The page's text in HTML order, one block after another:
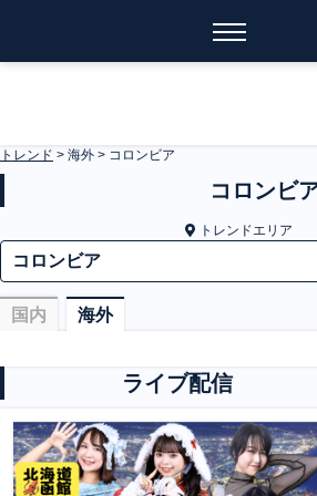
トレンド > 海外 > コロンビア
コロンビ
トレンドエリア
国内 海外
ライブ配信